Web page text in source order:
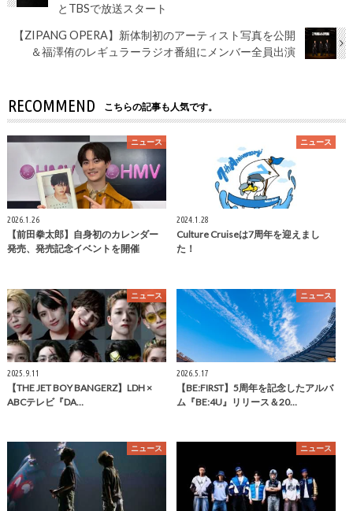
とTBSで放送スタート
【ZIPANG OPERA】新体制初のアーティスト写真を公開
＆福澤侑のレギュラーラジオ番組にメンバー全員出演
RECOMMEND こちらの記事も人気です。
ニュース
2026.1.26
【前田拳太郎】自身初のカレンダー
発売、発売記念イベントを開催
ニュース
2024.1.28
Culture Cruiseは7周年を迎えまし
た！
ニュース
2025.9.11
【THE JET BOY BANGERZ】LDH ×
ABCテレビ『DA…
ニュース
2026.5.17
【BE:FIRST】5周年を記念したアルバ
ム『BE:4U』リリース＆20…
ニュース ニュース